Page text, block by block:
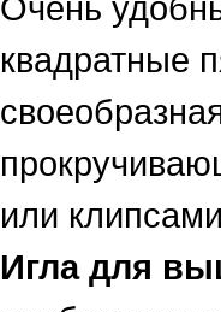
квадратные
или
Игла для